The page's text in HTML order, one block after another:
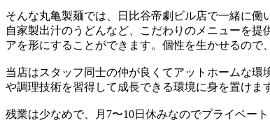
そんな丸亀製麺では、日比谷帝劇ビル店で一緒に働
自家製出汁のうどんなど、こだわりのメニューを
アを形にすることができます。個性を生かせるので
当店はスタッフ同士の仲が良くてアットホームな
や調理技術を習得して成長できる環境に身を置けま
残業は少なめで、月7〜10日休みなのでプライベー